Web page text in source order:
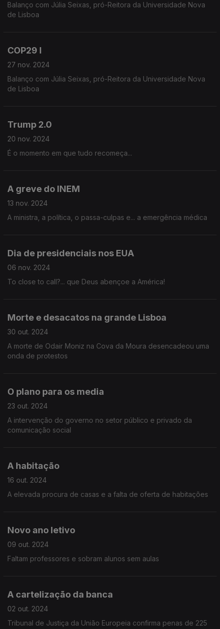
Balanço com Júlia Seixas, pró-Reitora da Universidade Nova
de Lisboa
COP29 I
27 nov. 2024
Balanço com Júlia Seixas, pró-Reitora da Universidade Nova
de Lisboa
Trump 2.0
20 nov. 2024
É o momento em que tudo recomeça...
A greve do INEM
13 nov. 2024
A ministra, a política, o passa-culpas e... a emergência médica
Dia de presidenciais nos EUA
06 nov. 2024
To close to call?... que Deus abençoe a América!
Morte e desacatos na grande Lisboa
30 out. 2024
A morte de Odair Moniz na Cova da Moura desencadeou uma
onda de protestos
O plano para os media
23 out. 2024
A intervenção do governo no setor público e privado da
comunicação social
A habitação
16 out. 2024
A elevada procura de casas e a falta de oferta de habitações
Novo ano letivo
09 out. 2024
Faltam professores e sobram alunos sem aulas
A cartelização da banca
02 out. 2024
Tribunal de Justiça da União Europeia confirma penas de 225